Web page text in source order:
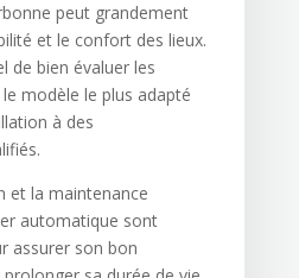
peut grandement
et le confort des lieux.
de bien évaluer les
modèle le plus adapté
à des
et la maintenance
automatique sont
assurer son bon